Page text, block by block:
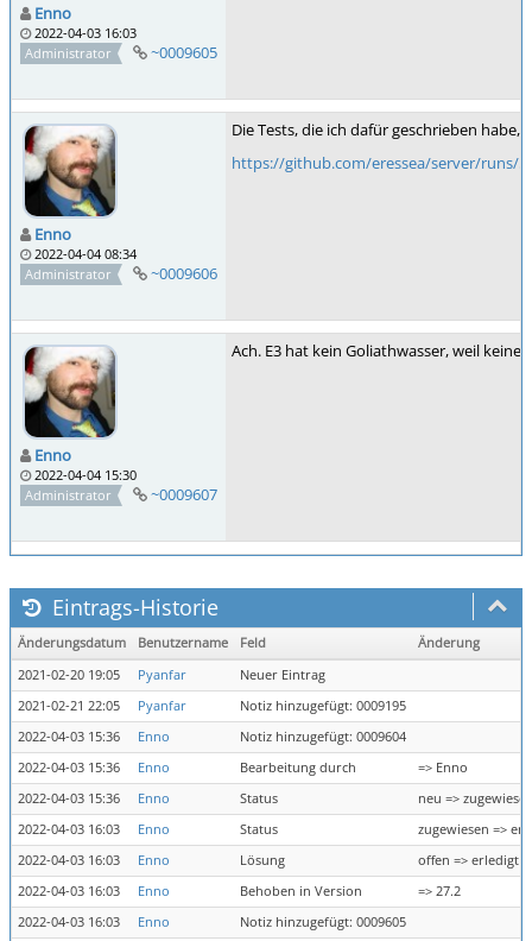
Enno
2022-04-03 16:03
Administrator
~0009605
Enno
2022-04-04 08:34
Administrator
~0009606
Die Tests, die ich dafür geschrieben
https://github.com/eressea/server/runs/
Enno
2022-04-04 15:30
Administrator
~0009607
Ach. E3 hat kein Goliathwasser, weil keine
Eintrags-Historie
Änderungsdatum Benutzername Feld
Änderung
2021-02-20 19:05
Pyanfar
Neuer Eintrag
2021-02-21 22:05
Pyanfar
Notiz hinzugefügt: 0009195
2022-04-03 15:36
Enno
Notiz hinzugefügt: 0009604
2022-04-03 15:36
Enno Bearbeitung durch
=> Enno
2022-04-03 15:36
Enno Status
neu =>
2022-04-03 16:03
Enno Status
zugewiesen =>
2022-04-03 16:03
Enno Lösung
offen => erledigt
2022-04-03 16:03
Enno Behoben in Version
=> 27.2
2022-04-03 16:03
Enno Notiz hinzugefügt: 0009605